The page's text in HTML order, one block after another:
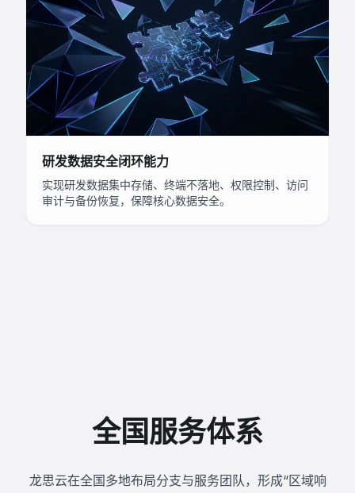
研发数据安全闭环能力
实现研发数据集中存储、终端不落地、权限控制、访问
审计与备份恢复，保障核心数据安全。
全国服务体系
龙思云在全国多地布局分支与服务团队，形成“区域响